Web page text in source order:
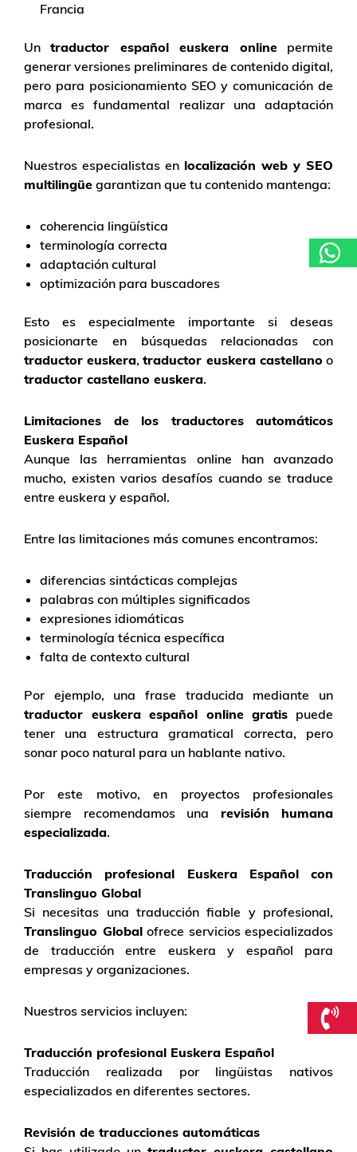
Francia
Untraductor español euskera onlinepermite
generar versiones preliminares de contenido digital,
pero para posicionamiento SEO y comunicación de
marca es fundamental realizar una adaptación
profesional.
Nuestros especialistas en localización web y SEO
multilingüe garantizan que tu contenido mantenga:
coherencia lingüística
terminología correcta
adaptación cultural
optimización para buscadores
Esto es especialmente importante si deseas
posicionarte en búsquedas relacionadas con
traductor euskera,traductor euskera castellano o
traductor castellano euskera.
Limitaciones de los traductores automáticos
Euskera Español
Aunque las herramientas online han avanzado
mucho, existen varios desafíos cuando se traduce
entre euskera y español.
Entre las limitaciones más comunes encontramos:
diferencias sintácticas complejas
palabras con múltiples significados
expresiones idiomáticas
terminología técnica específica
falta de contexto cultural
Por ejemplo, una frase traducida mediante un
traductor euskera español online gratis puede
tener una estructura gramatical correcta, pero
sonar poco natural para un hablante nativo.
Por este motivo, en proyectos profesionales
siempre recomendamos una revisión humana
especializada.
Traducción profesional Euskera Español con
Translinguo Global
Si necesitas una traducción fiable y profesional,
Translinguo Globalofrece servicios especializados
de traducción entre euskera y español para
empresas y organizaciones.
Nuestros servicios incluyen:
Traducción profesional Euskera Español
Traducción realizada por lingüistas nativos
especializados en diferentes sectores.
Revisión de traducciones automáticas